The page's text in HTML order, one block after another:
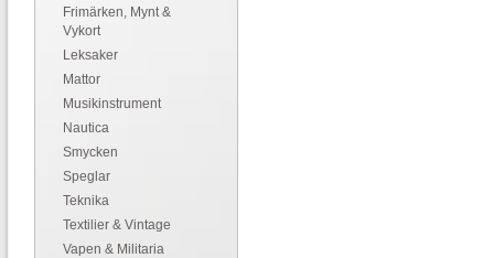
Frimärken, Mynt &
Vykort
Leksaker
Mattor
Musikinstrument
Nautica
Smycken
Speglar
Teknika
Textilier & Vintage
Vapen & Militaria